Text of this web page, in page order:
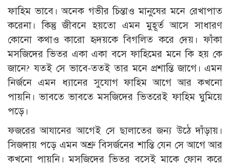
ফাহিম ভাবে। অনেক গভীর চিন্তাও মানুষের মনে রেখাপাত
করেনা। কিন্তু জীবনে হয়তো এমন মুহূর্ত আসে সাধারণ
কোনো কথাও কারো হৃদয়কে বিগলিত করে দেয়। ফাঁকা
মসজিদের ভিতর একা একা বসে ফাহিমের মনে কি হয় কে
জানে? যতই সে ভাবে-ততই তার মনে প্রশান্তি জাগে। এমন
নির্জনে এমন ধ্যানের সুযোগ ফাহিম আগে আর কখনো
পায়নি। ভাবতে ভাবতে মসজিদের ভিতরেই ফাহিম ঘুমিয়ে
পড়ে।
ফজরের আযানের আগেই সে ছালাতের জন্য উঠে দাঁড়ায়।
সিজদায় পড়ে এমন অশ্রু বিসর্জনের শান্তি যেন সে আগে আর
কখনো পায়নি। মসজিদের ভিতর বসেই মাকে ফোন করে